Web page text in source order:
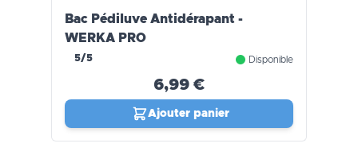
Bac Pédiluve Antidérapant -
WERKA PRO
5/5 Disponible
6,99 €
Ajouter panier